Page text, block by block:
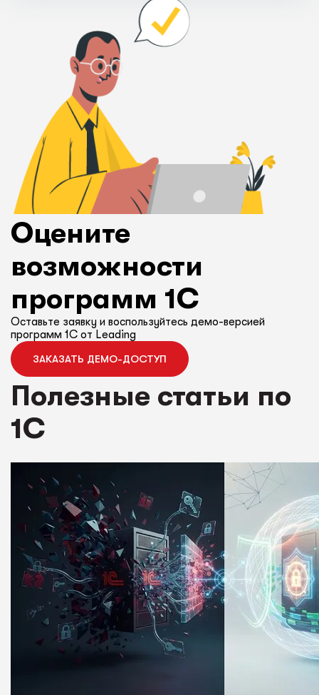
Оцените
возможности
программ 1С
Оставьте заявку и воспользуйтесь демо-версией
программ 1С от Leading
ЗАКАЗАТЬ ДЕМО-ДОСТУП
Полезные статьи по
1С